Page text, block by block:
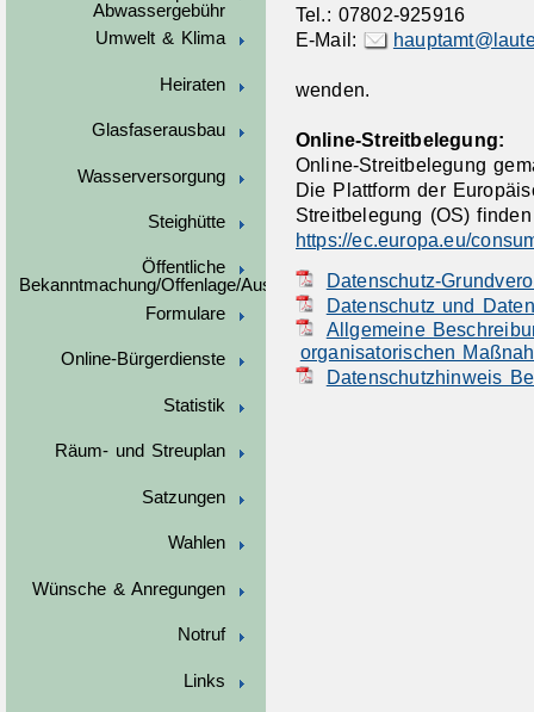
Abwassergebühr
Umwelt & Klima
Heiraten
Glasfaserausbau
Wasserversorgung
Steighütte
Öffentliche
Bekanntmachung/Offenlage/Ausschreibungen
Formulare
Online-Bürgerdienste
Statistik
Räum- und Streuplan
Satzungen
Wahlen
Wünsche & Anregungen
Notruf
Links
Tel.: 07802-925916
E-Mail:
wenden.
Online-Streitbelegung:
Online-Streitbelegung
Die Plattform der
Streitbelegung (OS)
https://ec.europa.eu/
Datenschutz-
Datenschutz und
Allgemeine
organisatorischen
Datenschutzhinweis